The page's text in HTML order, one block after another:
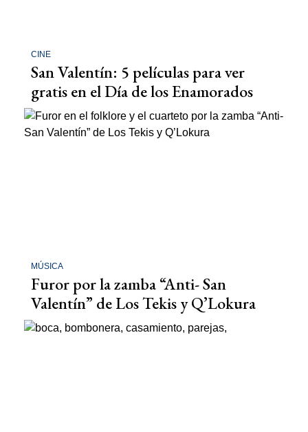
CINE
San Valentín: 5 películas para ver
gratis en el Día de los Enamorados
MÚSICA
Furor por la zamba “Anti- San
Valentín” de Los Tekis y Q’Lokura